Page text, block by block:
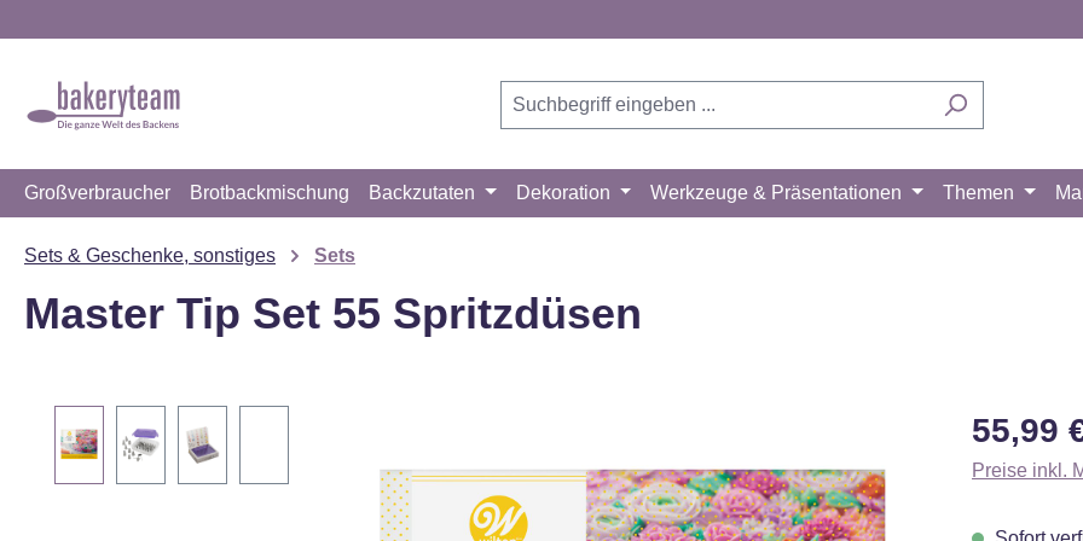
Großverbraucher Brotbackmischung Backzutaten Dekoration Werkzeuge & Präsentationen Themen
Sets & Geschenke, sonstiges Sets
Master Tip Set 55 Spritzdüsen
Regulärer
55,99
Preise inkl.